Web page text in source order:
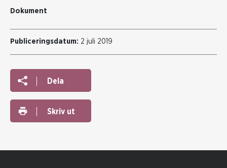
Dokument
Publiceringsdatum: 2 juli 2019
Dela
Skriv ut